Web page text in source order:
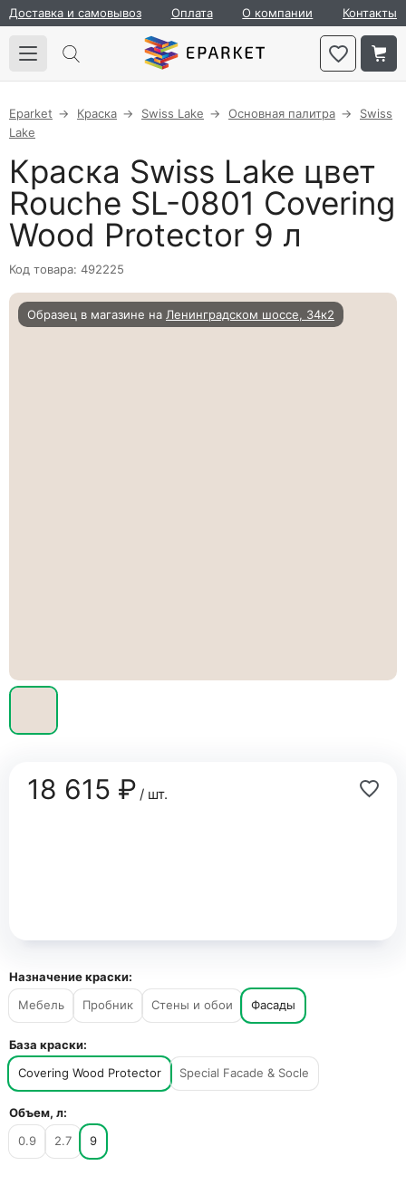
Доставка и самовывоз Оплата О компании Контакты
Eparket Краска Swiss Lake Основная палитра
Swiss
Lake
Краска Swiss Lake цвет
Rouche SL-0801 Covering
Wood Protector 9 л
Код товара: 492225
Образец в магазине на Ленинградском шоссе, 34к2
18 615 ₽/ шт.
Назначение краски:
Мебель
Пробник Стены и обои Фасады
База краски:
Covering Wood Protector
Special Facade & Socle
Объем, л:
0.9
2.7 9